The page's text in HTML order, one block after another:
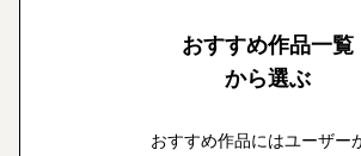
おすすめ作品一覧
から選ぶ
おすすめ作品にはユーザー